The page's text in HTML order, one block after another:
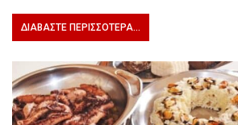
ΔΙΑΒΆΣΤΕ ΠΕΡΙΣΣΌΤΕΡΑ...